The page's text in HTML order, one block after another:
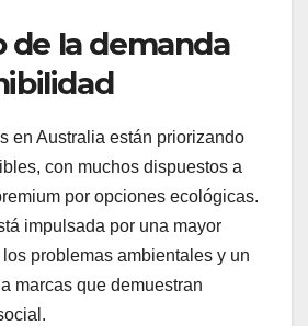
la demanda
en Australia están priorizando
con muchos dispuestos a
por opciones ecológicas.
impulsada por una mayor
problemas ambientales y un
marcas que demuestran